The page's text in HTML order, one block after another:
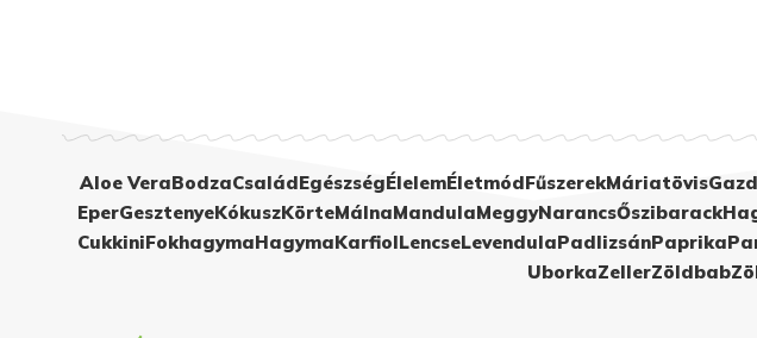
Aloe VeraBodzaCsaládEgészségÉlelemÉletmódFűszerekMáriatövis
EperGesztenyeKókuszKörteMálnaMandulaMeggyNarancsŐszibarack
CukkiniFokhagymaHagymaKarfiolLencseLevendulaPadlizsánPaprika
UborkaZellerZöldbab